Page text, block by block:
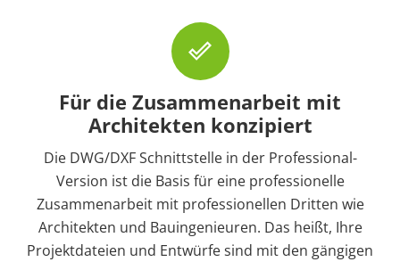
done_outline
Für die Zusammenarbeit mit
Architekten konzipiert
Die DWG/DXF Schnittstelle in der Professional-
Version ist die Basis für eine professionelle
Zusammenarbeit mit professionellen Dritten wie
Architekten und Bauingenieuren. Das heißt, Ihre
Projektdateien und Entwürfe sind mit den gängigen